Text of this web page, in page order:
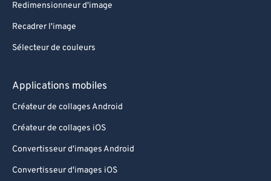
Redimensionneur d'image
Recadrer l'image
Sélecteur de couleurs
Applications mobiles
Créateur de collages Android
Créateur de collages iOS
Convertisseur d'images Android
Convertisseur d'images iOS